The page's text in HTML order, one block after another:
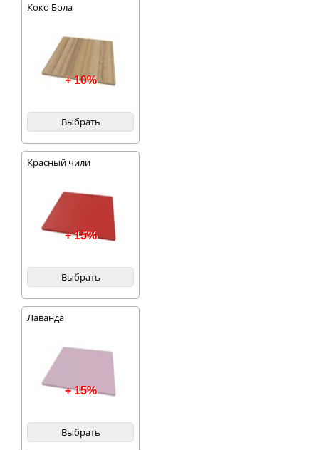
Коко Бола
+ 10%
Выбрать
Красный чили
+ 15%
Выбрать
Лаванда
+ 15%
Выбрать